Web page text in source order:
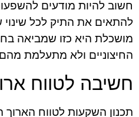
חשוב להיות מודעים
להתאים את התיק לכל
מושכלת היא כזו שמביאה
החיצוניים ולא מתעלמת
חשיבה לטווח